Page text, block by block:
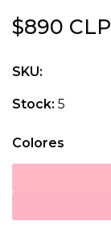
$890 CLP
SKU:
Stock: 5
Colores